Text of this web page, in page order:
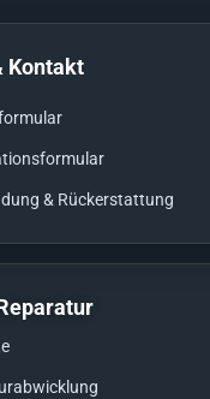
Kontakt
& Rückerstattung